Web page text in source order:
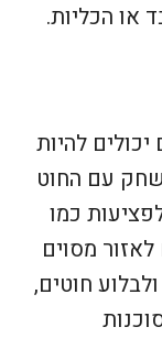
או הכליות.
להיות
עם החוט
כמו
מסוים
חוטים,